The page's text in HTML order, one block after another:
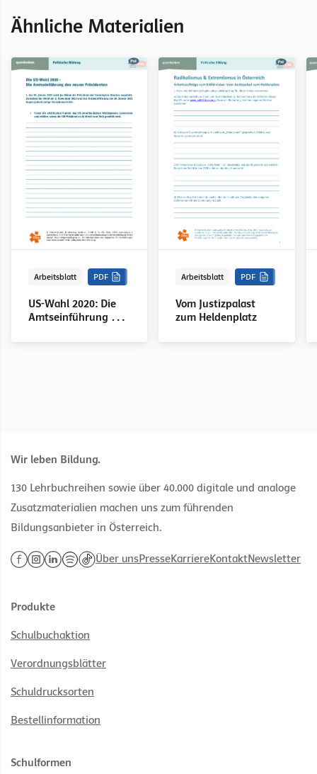
Ähnliche Materialien
Arbeitsblatt PDF
US-Wahl 2020: Die
Amtseinführung des
Arbeitsblatt PDF
Vom Justizpalast
zum Heldenplatz
Wir leben Bildung.
130 Lehrbuchreihen sowie über 40.000 digitale und analoge
Zusatzmaterialien machen uns zum führenden
Bildungsanbieter in Österreich.
Über unsPresseKarriereKontaktNewsletter
Produkte
Schulbuchaktion
Verordnungsblätter
Schuldrucksorten
Bestellinformation
Schulformen